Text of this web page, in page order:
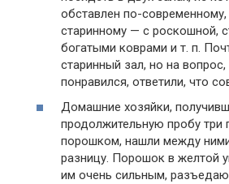
обставлен по-
старинному — c роскошной,
богатыми коврами и т. п.
старинный зал, но на
понравился, ответили, что
Домашние хозяйки,
продолжительную пробу
порошком, нашли между
разницу. Порошок в желтой
им очень сильным,